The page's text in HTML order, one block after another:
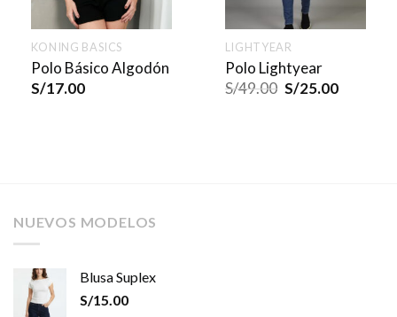
KONING BASICS
Polo Básico Algodón
S/17.00
LIGHTYEAR
Polo Lightyear
S/49.00 S/25.00
NUEVOS MODELOS
Blusa Suplex
S/15.00